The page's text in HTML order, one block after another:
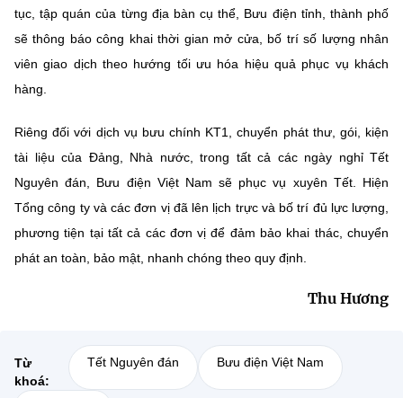
tục, tập quán của từng địa bàn cụ thể, Bưu điện tỉnh, thành phố
sẽ thông báo công khai thời gian mở cửa, bố trí số lượng nhân
viên giao dịch theo hướng tối ưu hóa hiệu quả phục vụ khách
hàng.
Riêng đối với dịch vụ bưu chính KT1, chuyển phát thư, gói, kiện
tài liệu của Đảng, Nhà nước, trong tất cả các ngày nghỉ Tết
Nguyên đán, Bưu điện Việt Nam sẽ phục vụ xuyên Tết. Hiện
Tổng công ty và các đơn vị đã lên lịch trực và bố trí đủ lực lượng,
phương tiện tại tất cả các đơn vị để đảm bảo khai thác, chuyển
phát an toàn, bảo mật, nhanh chóng theo quy định.
Thu Hương
Từ
khoá:
Tết Nguyên đán Bưu điện Việt Nam